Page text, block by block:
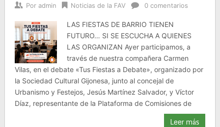
Por admin Noticias de la FAV 0 comentarios
LAS FIESTAS DE BARRIO TIENEN
FUTURO… SI SE ESCUCHA A QUIENES
LAS ORGANIZAN Ayer participamos, a
través de nuestra compañera Carmen
Vilas, en el debate «Tus Fiestas a Debate», organizado por
la Sociedad Cultural Gijonesa, junto al concejal de
Urbanismo y Festejos, Jesús Martínez Salvador, y Víctor
Díaz, representante de la Plataforma de Comisiones de
Leer más